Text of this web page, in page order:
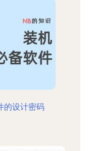
的设计密码